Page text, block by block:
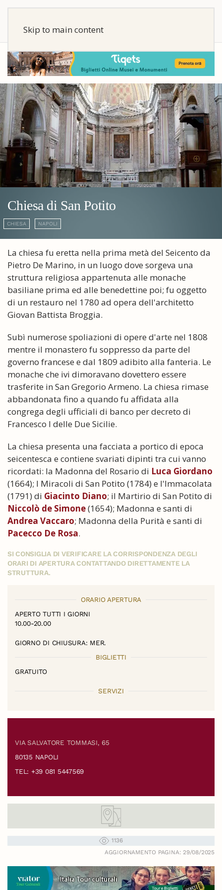
Skip to main content
Chiesa di San Potito
CHIESA NAPOLI
La chiesa fu eretta nella prima metà del Seicento da
Pietro De Marino, in un luogo dove sorgeva una
struttura religiosa appartenuta alle monache
basiliane prima ed alle benedettine poi; fu oggetto
di un restauro nel 1780 ad opera dell'architetto
Giovan Battista Broggia.
Subì numerose spoliazioni di opere d'arte nel 1808
mentre il monastero fu soppresso da parte del
governo francese e dal 1809 adibito alla fanteria. Le
monache che ivi dimoravano dovettero essere
trasferite in San Gregorio Armeno. La chiesa rimase
abbandonata fino a quando fu affidata alla
congrega degli ufficiali di banco per decreto di
Francesco I delle Due Sicilie.
La chiesa presenta una facciata a portico di epoca
seicentesca e contiene svariati dipinti tra cui vanno
ricordati: la Madonna del Rosario di Luca Giordano
(1664); I Miracoli di San Potito (1784) e l'Immacolata
(1791) di Giacinto Diano; il Martirio di San Potito di
Niccolò de Simone(1654); Madonna e santi di
Andrea Vaccaro; Madonna della Purità e santi di
Pacecco De Rosa.
SI CONSIGLIA DI VERIFICARE LA CORRISPONDENZA DEGLI
ORARI DI APERTURA CONTATTANDO DIRETTAMENTE LA
STRUTTURA.
ORARIO APERTURA
APERTO TUTTI I GIORNI
10.00-20.00
GIORNO DI CHIUSURA: MER.
BIGLIETTI
GRATUITO
SERVIZI
VIA SALVATORE TOMMASI, 65
80135 NAPOLI
TEL: +39 081 5447569
1136
AGGIORNAMENTO PAGINA: 29/08/2025